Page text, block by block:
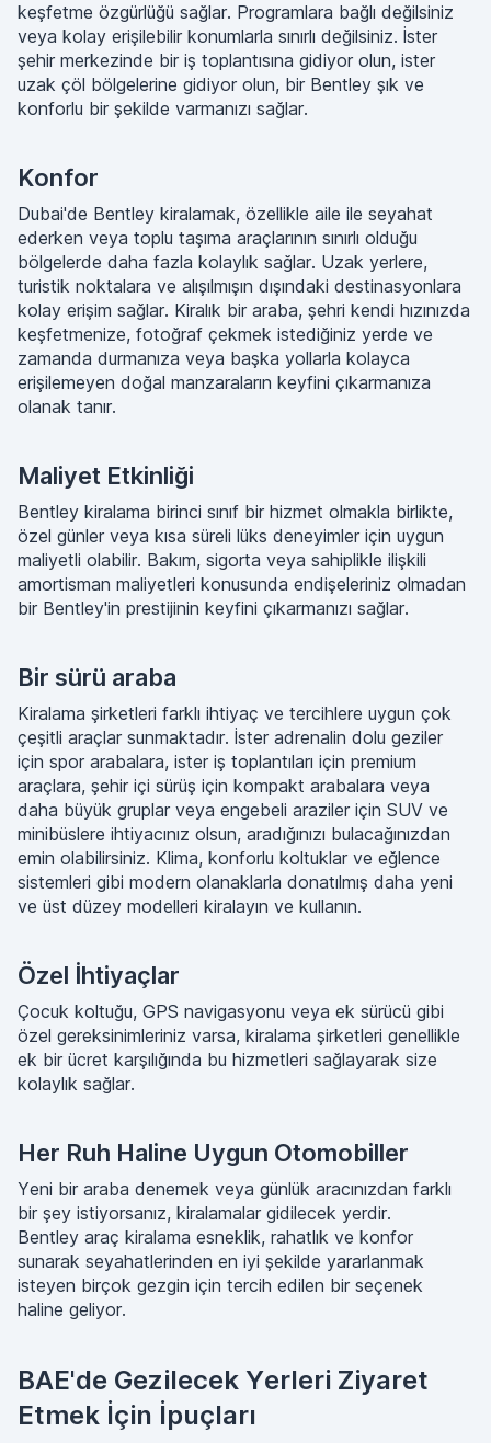
keşfetme özgürlüğü sağlar. Programlara bağlı değilsiniz
veya kolay erişilebilir konumlarla sınırlı değilsiniz. İster
şehir merkezinde bir iş toplantısına gidiyor olun, ister
uzak çöl bölgelerine gidiyor olun, bir Bentley şık ve
konforlu bir şekilde varmanızı sağlar.
Konfor
Dubai'de Bentley kiralamak, özellikle aile ile seyahat
ederken veya toplu taşıma araçlarının sınırlı olduğu
bölgelerde daha fazla kolaylık sağlar. Uzak yerlere,
turistik noktalara ve alışılmışın dışındaki destinasyonlara
kolay erişim sağlar. Kiralık bir araba, şehri kendi hızınızda
keşfetmenize, fotoğraf çekmek istediğiniz yerde ve
zamanda durmanıza veya başka yollarla kolayca
erişilemeyen doğal manzaraların keyfini çıkarmanıza
olanak tanır.
Maliyet Etkinliği
Bentley kiralama birinci sınıf bir hizmet olmakla birlikte,
özel günler veya kısa süreli lüks deneyimler için uygun
maliyetli olabilir. Bakım, sigorta veya sahiplikle ilişkili
amortisman maliyetleri konusunda endişeleriniz olmadan
bir Bentley'in prestijinin keyfini çıkarmanızı sağlar.
Bir sürü araba
Kiralama şirketleri farklı ihtiyaç ve tercihlere uygun çok
çeşitli araçlar sunmaktadır. İster adrenalin dolu geziler
için spor arabalara, ister iş toplantıları için premium
araçlara, şehir içi sürüş için kompakt arabalara veya
daha büyük gruplar veya engebeli araziler için SUV ve
minibüslere ihtiyacınız olsun, aradığınızı bulacağınızdan
emin olabilirsiniz. Klima, konforlu koltuklar ve eğlence
sistemleri gibi modern olanaklarla donatılmış daha yeni
ve üst düzey modelleri kiralayın ve kullanın.
Özel İhtiyaçlar
Çocuk koltuğu, GPS navigasyonu veya ek sürücü gibi
özel gereksinimleriniz varsa, kiralama şirketleri genellikle
ek bir ücret karşılığında bu hizmetleri sağlayarak size
kolaylık sağlar.
Her Ruh Haline Uygun Otomobiller
Yeni bir araba denemek veya günlük aracınızdan farklı
bir şey istiyorsanız, kiralamalar gidilecek yerdir.
Bentley araç kiralama esneklik, rahatlık ve konfor
sunarak seyahatlerinden en iyi şekilde yararlanmak
isteyen birçok gezgin için tercih edilen bir seçenek
haline geliyor.
BAE'de Gezilecek Yerleri Ziyaret
Etmek İçin İpuçları